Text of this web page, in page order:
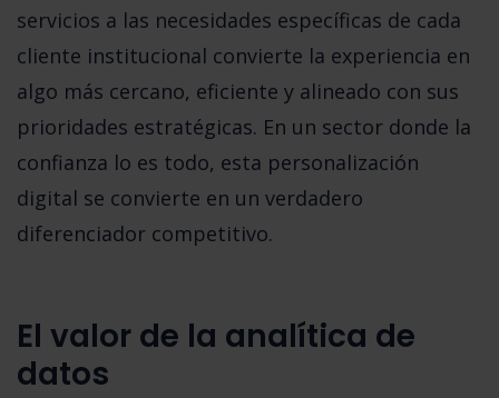
servicios a las necesidades específicas de cada
cliente institucional convierte la experiencia en
algo más cercano, eficiente y alineado con sus
prioridades estratégicas. En un sector donde la
confianza lo es todo, esta personalización
digital se convierte en un verdadero
diferenciador competitivo.
El valor de la analítica de
datos